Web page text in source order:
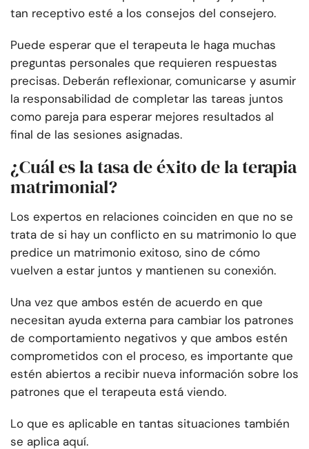
tan receptivo esté a los consejos del consejero.
Puede esperar que el terapeuta le haga muchas
preguntas personales que requieren respuestas
precisas. Deberán reflexionar, comunicarse y asumir
la responsabilidad de completar las tareas juntos
como pareja para esperar mejores resultados al
final de las sesiones asignadas.
¿Cuál es la tasa de éxito de la terapia
matrimonial?
Los expertos en relaciones coinciden en que no se
trata de si hay un conflicto en su matrimonio lo que
predice un matrimonio exitoso, sino de cómo
vuelven a estar juntos y mantienen su conexión.
Una vez que ambos estén de acuerdo en que
necesitan ayuda externa para cambiar los patrones
de comportamiento negativos y que ambos estén
comprometidos con el proceso, es importante que
estén abiertos a recibir nueva información sobre los
patrones que el terapeuta está viendo.
Lo que es aplicable en tantas situaciones también
se aplica aquí.